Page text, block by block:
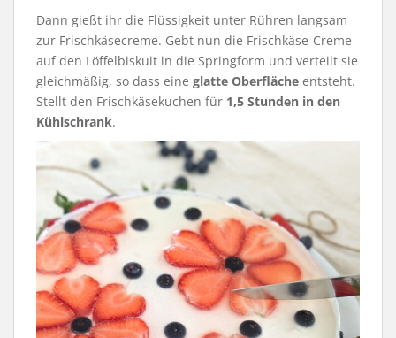
Dann gießt ihr die Flüssigkeit unter Rühren langsam
zur Frischkäsecreme. Gebt nun die Frischkäse-Creme
auf den Löffelbiskuit in die Springform und verteilt sie
gleichmäßig, so dass eine glatte Oberfläche entsteht.
Stellt den Frischkäsekuchen für 1,5 Stunden in den
Kühlschrank.